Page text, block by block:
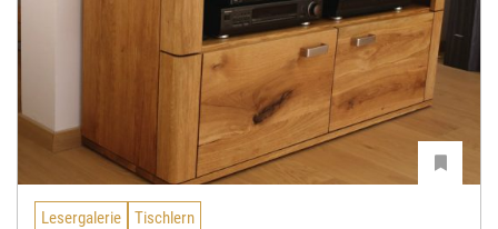
Lesergalerie Tischlern